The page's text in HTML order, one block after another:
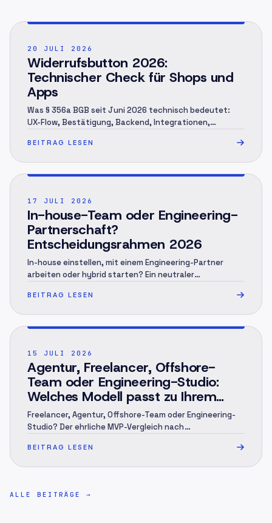
20 JULI 2026
Widerrufsbutton 2026:
Technischer Check für Shops und
Apps
Was § 356a BGB seit Juni 2026 technisch bedeutet:
UX-Flow, Bestätigung, Backend, Integrationen,
BEITRAG LESEN
17 JULI 2026
In-house-Team oder Engineering-
Partnerschaft?
Entscheidungsrahmen 2026
In-house einstellen, mit einem Engineering-Partner
arbeiten oder hybrid starten? Ein neutraler
Handover und 12-Monats-Plan.
BEITRAG LESEN
15 JULI 2026
Agentur, Freelancer, Offshore-
Team oder Engineering-Studio:
Welches Modell passt zu Ihrem
MVP? (2026)
Freelancer, Agentur, Offshore-Team oder Engineering-
Studio? Der ehrliche MVP-Vergleich nach
BEITRAG LESEN
ALLE BEITRÄGE →